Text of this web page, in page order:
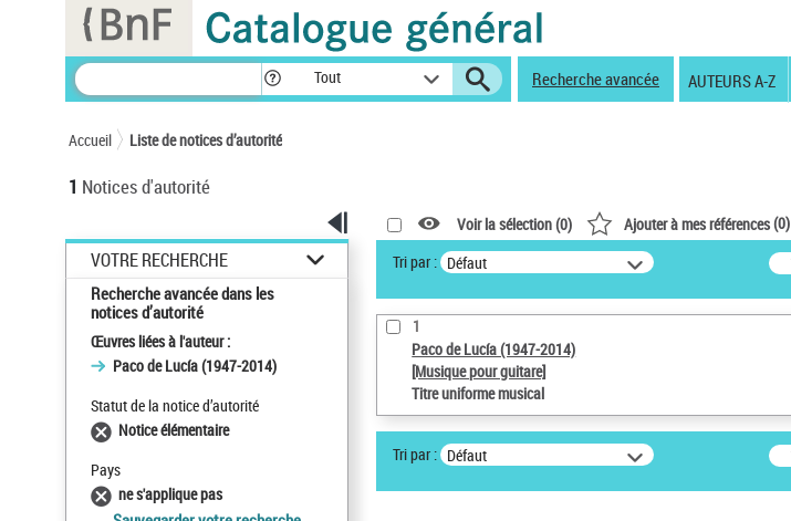
Tout Recherche avancée AUTEURS A-Z
Accueil Liste de notices d’autorité
1 Notices d'autorité
VOTRE RECHERCHE
Recherche avancée dans les
notices d’autorité
Œuvres liées à l'auteur :
Paco de Lucía (1947-2014)
Statut de la notice d’autorité
Notice élémentaire
Pays
ne s'applique pas
Voir la sélection (0) Ajouter à mes références(0)
Tri par : Défaut
1
Paco de Lucía (1947-2014)
[Musique pour guitare]
Titre uniforme musical
Tri par : Défaut
Panneau de gestion des cookies